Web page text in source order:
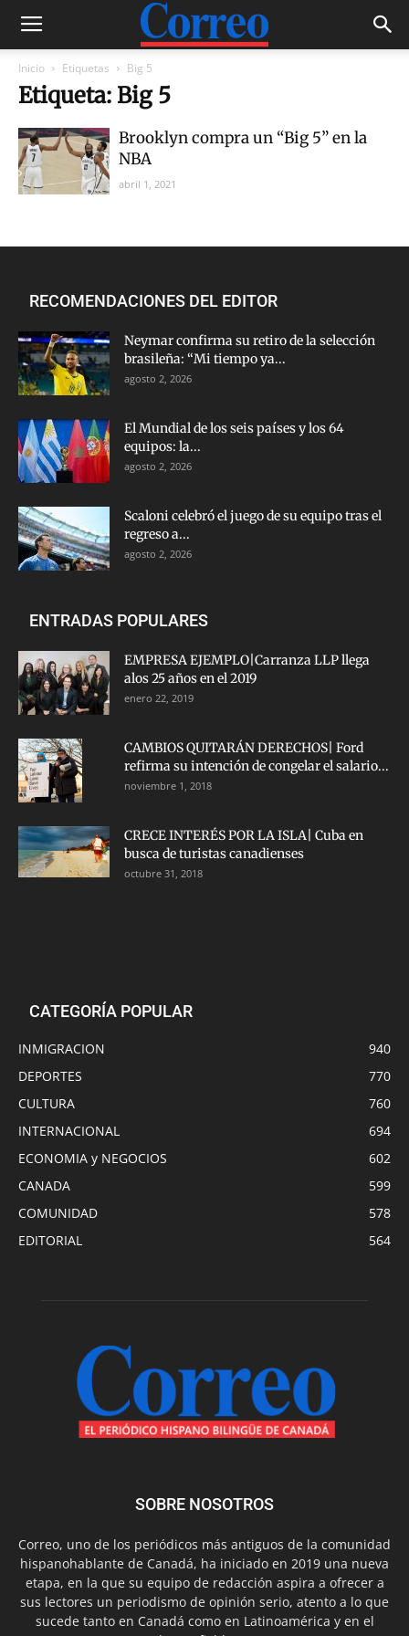
Inicio Etiquetas Big 5
Etiqueta: Big 5
Brooklyn compra un “Big 5” en la
NBA
abril 1, 2021
RECOMENDACIONES DEL EDITOR
Neymar confirma su retiro de la selección
brasileña: “Mi tiempo ya...
agosto 2, 2026
El Mundial de los seis países y los 64
equipos: la...
agosto 2, 2026
Scaloni celebró el juego de su equipo tras el
regreso a...
agosto 2, 2026
ENTRADAS POPULARES
EMPRESA EJEMPLO|Carranza LLP llega
alos 25 años en el 2019
enero 22, 2019
CAMBIOS QUITARÁN DERECHOS| Ford
refirma su intención de congelar el salario...
noviembre 1, 2018
CRECE INTERÉS POR LA ISLA| Cuba en
busca de turistas canadienses
octubre 31, 2018
CATEGORÍA POPULAR
INMIGRACION
940
DEPORTES
770
CULTURA
760
INTERNACIONAL
694
ECONOMIA y NEGOCIOS
602
CANADA
599
COMUNIDAD
578
EDITORIAL
564
SOBRE NOSOTROS
Correo, uno de los periódicos más antiguos de la comunidad
hispanohablante de Canadá, ha iniciado en 2019 una nueva
etapa, en la que su equipo de redacción aspira a ofrecer a
sus lectores un periodismo de opinión serio, atento a lo que
sucede tanto en Canadá como en Latinoamérica y en el